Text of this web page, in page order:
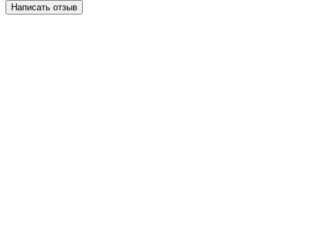
Написать отзыв